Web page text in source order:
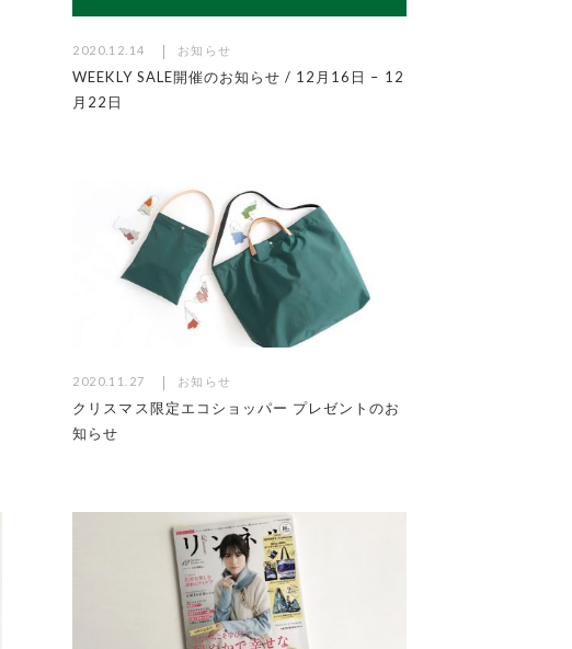
2020.12.14 お知らせ
WEEKLY SALE開催のお知らせ / 12月16日 – 12
月22日
2020.11.27 お知らせ
クリスマス限定エコショッパー プレゼントのお
知らせ